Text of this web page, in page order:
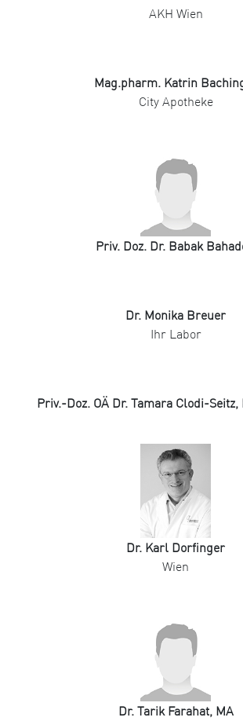
AKH Wien
Mag.pharm. Katrin
City Apotheke
Priv. Doz. Dr. Babak
Dr. Monika Breuer
Ihr Labor
Priv.-Doz. OÄ Dr. Tamara Clodi-Seitz,
Dr. Karl Dorfinger
Wien
Dr. Tarik Farahat, MA